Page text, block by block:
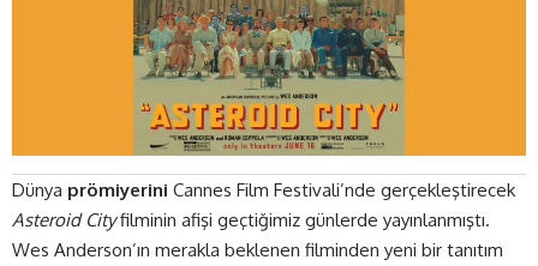
Dünya prömiyerini Cannes Film Festivali’nde gerçekleştirecek
Asteroid Cityfilminin afişi geçtiğimiz günlerde yayınlanmıştı.
Wes Anderson’ın merakla beklenen filminden yeni bir tanıtım